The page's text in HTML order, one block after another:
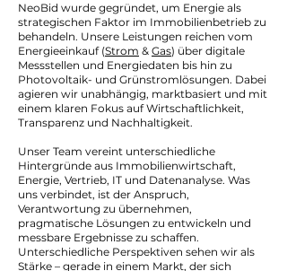
NeoBid wurde gegründet, um Energie als
strategischen Faktor im Immobilienbetrieb zu
behandeln. Unsere Leistungen reichen vom
Energieeinkauf (Strom & Gas) über digitale
Messstellen und Energiedaten bis hin zu
Photovoltaik- und Grünstromlösungen. Dabei
agieren wir unabhängig, marktbasiert und mit
einem klaren Fokus auf Wirtschaftlichkeit,
Transparenz und Nachhaltigkeit.
Unser Team vereint unterschiedliche
Hintergründe aus Immobilienwirtschaft,
Energie, Vertrieb, IT und Datenanalyse. Was
uns verbindet, ist der Anspruch,
Verantwortung zu übernehmen,
pragmatische Lösungen zu entwickeln und
messbare Ergebnisse zu schaffen.
Unterschiedliche Perspektiven sehen wir als
Stärke – gerade in einem Markt, der sich